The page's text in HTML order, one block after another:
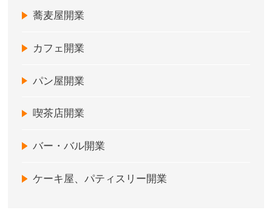
蕎麦屋開業
カフェ開業
パン屋開業
喫茶店開業
バー・バル開業
ケーキ屋、パティスリー開業